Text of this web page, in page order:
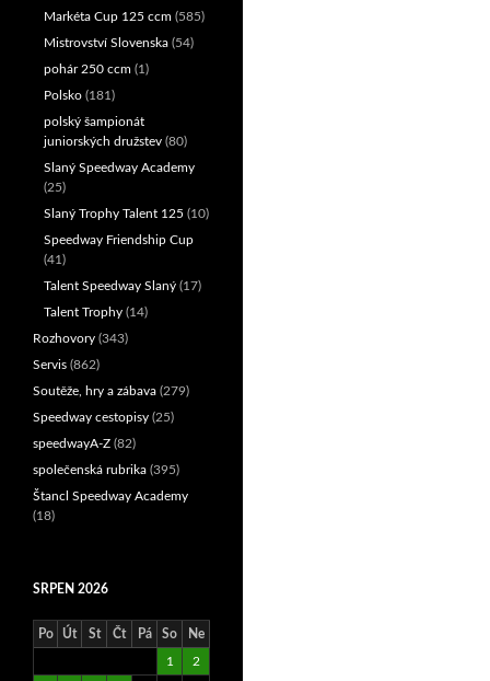
Markéta Cup 125 ccm (585)
Mistrovství Slovenska (54)
pohár 250 ccm (1)
Polsko (181)
polský šampionát
juniorských družstev (80)
Slaný Speedway Academy
(25)
Slaný Trophy Talent 125 (10)
Speedway Friendship Cup
(41)
Talent Speedway Slaný (17)
Talent Trophy (14)
Rozhovory (343)
Servis (862)
Soutěže, hry a zábava (279)
Speedway cestopisy (25)
speedwayA-Z (82)
společenská rubrika (395)
Štancl Speedway Academy
(18)
SRPEN 2026
Po Út St Čt Pá So Ne
1 2